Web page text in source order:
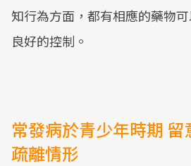
知行為方面，都有相應的藥物
良好的控制。
常發病於青少年時期
疏離情形